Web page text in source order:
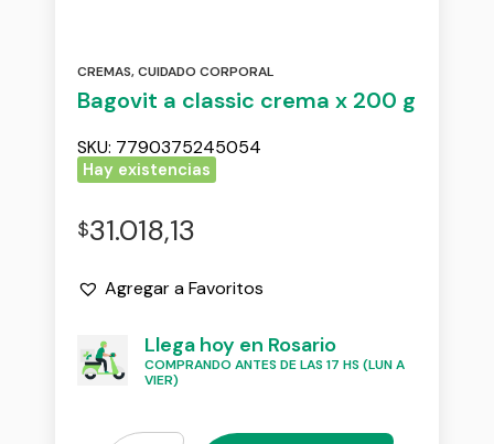
CREMAS,CUIDADO CORPORAL
Bagovit a classic crema x 200 g
SKU: 7790375245054
Hay existencias
$31.018,13
Agregar a Favoritos
Llega hoy en Rosario
COMPRANDO ANTES DE LAS 17 HS (LUN A
VIER)